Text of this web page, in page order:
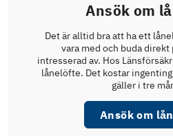
Ansök om
Det är alltid bra att ha ett
vara med och buda direkt
intresserad av. Hos
lånelöfte. Det kostar
gäller i tre
Ansök om